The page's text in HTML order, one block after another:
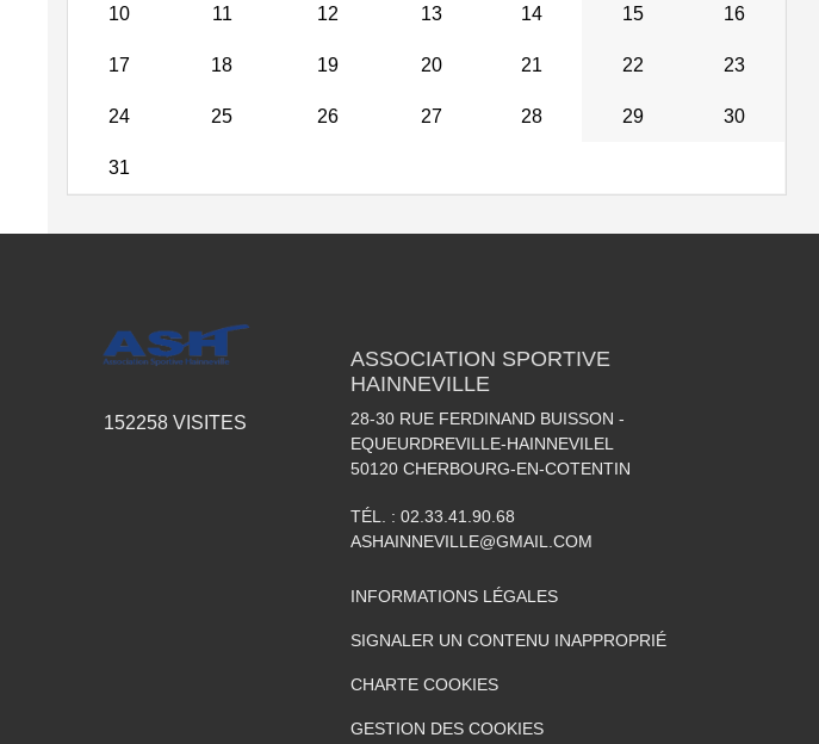
10 11 12 13 14 15 16
17 18 19 20 21 22 23
24 25 26 27 28 29 30
31
152258 VISITES
ASSOCIATION SPORTIVE
HAINNEVILLE
28-30 RUE FERDINAND BUISSON -
EQUEURDREVILLE-HAINNEVILEL
50120 CHERBOURG-EN-COTENTIN
TÉL. : 02.33.41.90.68
ASHAINNEVILLE@GMAIL.COM
INFORMATIONS LÉGALES
SIGNALER UN CONTENU INAPPROPRIÉ
CHARTE COOKIES
GESTION DES COOKIES